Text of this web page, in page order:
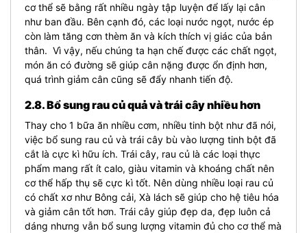
cơ thể sẽ bằng rất nhiều ngày tập luyện để lấy lại cân
như ban đầu. Bên cạnh đó, các loại nước ngọt, nước ép
còn làm tăng cơn thèm ăn và kích thích vị giác của bản
thân. Vì vậy, nếu chúng ta hạn chế được các chất ngọt,
món ăn có đường sẽ giúp cân nặng được ổn định hơn,
quá trình giảm cân cũng sẽ đẩy nhanh tiến độ.
2.8. Bổ sung rau củ quả và trái cây nhiều hơn
Thay cho 1 bữa ăn nhiều cơm, nhiều tinh bột như đã nói,
việc bổ sung rau củ và trái cây bù vào lượng tinh bột đã
cắt là cực kì hữu ích. Trái cây, rau củ là các loại thực
phẩm mang rất ít calo, giàu vitamin và khoáng chất nên
cơ thể hấp thụ sẽ cực kì tốt. Nên dùng nhiều loại rau củ
có chất xơ như Bông cải, Xà lách sẽ giúp cho hệ tiêu hóa
và giảm cân tốt hơn. Trái cây giúp đẹp da, đẹp luôn cả
dáng nhưng vẫn bổ sung lượng vitamin đủ cho cơ thể mà